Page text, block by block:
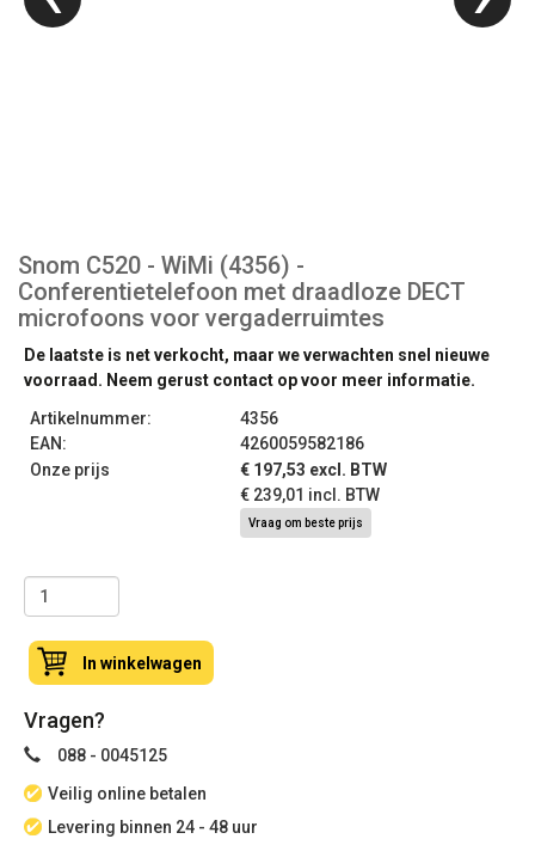
Snom C520 - WiMi (4356) -
Conferentietelefoon met draadloze DECT
microfoons voor vergaderruimtes
De laatste is net verkocht, maar we verwachten snel nieuwe
voorraad. Neem gerust contact op voor meer informatie.
Artikelnummer:
4356
EAN:
4260059582186
Onze prijs
€ 197,53 excl. BTW
€ 239,01 incl. BTW
Vraag om beste prijs
In winkelwagen
Vragen?
088 - 0045125
Veilig online betalen
Levering binnen 24 - 48 uur